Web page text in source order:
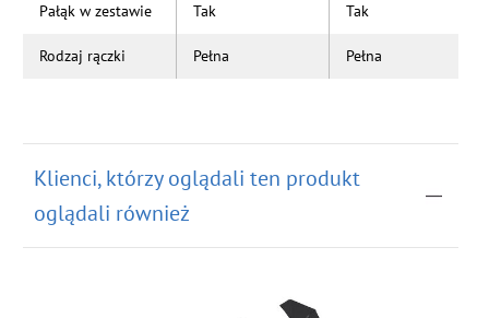
Pałąk w zestawie Tak Tak
Rodzaj rączki Pełna Pełna
Klienci, którzy oglądali ten produkt
oglądali również